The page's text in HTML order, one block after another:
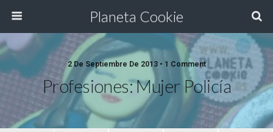
Planeta Cookie
2 De Septiembre De 2013 • 1 Comment
Profesiones: Mujer Policía